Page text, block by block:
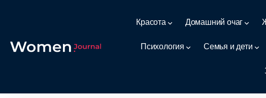
Красота Домашний очаг
Психология Семья и дети